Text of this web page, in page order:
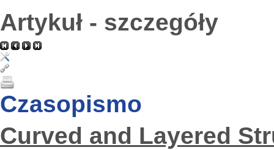
Artykuł - szczegóły
Czasopismo
Curved and Layered